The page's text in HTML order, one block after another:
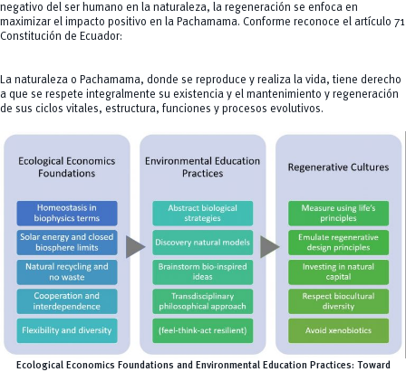
negativo del ser humano en la naturaleza, la regeneración se enfoca en
maximizar el impacto positivo en la Pachamama. Conforme reconoce el artículo 71
Constitución de Ecuador:
La naturaleza o Pachamama, donde se reproduce y realiza la vida, tiene derecho
a que se respete integralmente su existencia y el mantenimiento y regeneración
de sus ciclos vitales, estructura, funciones y procesos evolutivos.
Ecological Economics Foundations and Environmental Education Practices: Toward